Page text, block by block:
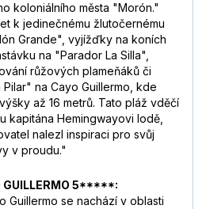
koloniálního města "Morón."
k jedinečnému žlutočernému
Grande", vyjížďky na koních
na "Parador La Silla",
růžových plameňáků či
na Cayo Guillermo, kde
až 16 metrů. Tato pláž vděčí
kapitána Hemingwayovi lodě,
nalezl inspiraci pro svůj
v proudu."
GUILLERMO 5*****:
Guillermo se nachází v oblasti